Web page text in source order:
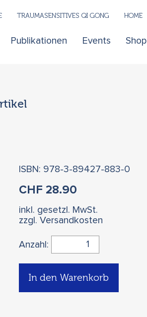
Publikationen Events Shop
TRAUMASENSITIVES QI GONG HOME
ISBN: 978-3-89427-883-0
CHF 28.90
inkl. gesetzl. MwSt.
zzgl. Versandkosten
Anzahl:
In den Warenkorb